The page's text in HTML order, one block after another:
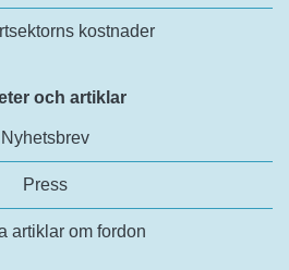
kostnader
och artiklar
Nyhetsbrev
Press
artiklar om fordon